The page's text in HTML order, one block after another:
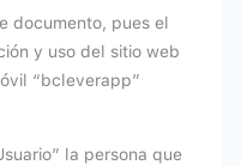
documento, pues el
y uso del sitio web
“bcleverapp”
la persona que